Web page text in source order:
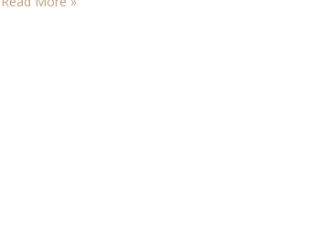
Mu, yang telah mengurbankan hidup-Nya demi